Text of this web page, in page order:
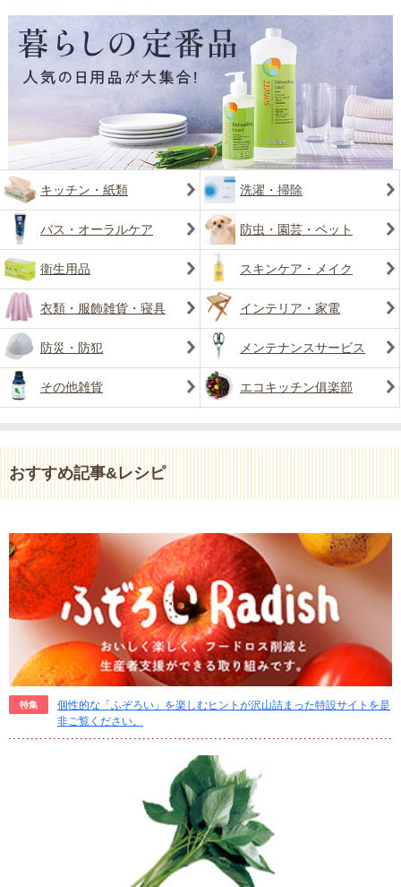
キッチン・紙類 洗濯・掃除
バス・オーラルケア 防虫・園芸・ペット
衛生用品 スキンケア・メイク
衣類・服飾雑貨・寝具 インテリア・家電
防災・防犯 メンテナンスサービス
その他雑貨 エコキッチン俱楽部
おすすめ記事&レシピ
特集
個性的な「ふぞろい」を楽しむヒントが沢山詰まった特設サイトを是
非ご覧ください。